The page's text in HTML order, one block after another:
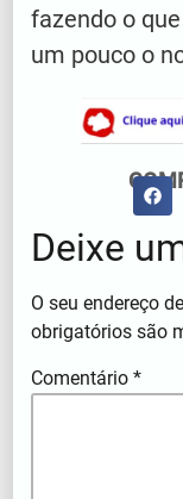
fazendo o
um pouco o
Deixe
O seu endereço
obrigatórios são
Comentário*